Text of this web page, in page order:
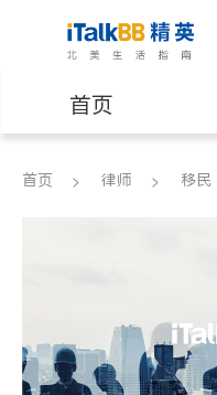
首页
医生
养老
首页 律师 移民